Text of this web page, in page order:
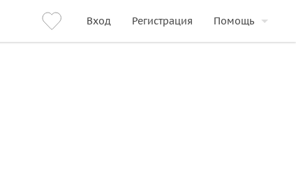
Вход Регистрация Помощь